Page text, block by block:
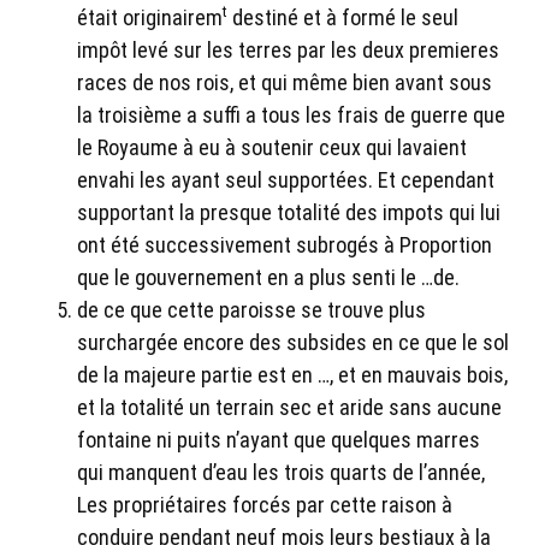
était originairemt destiné et à formé le seul
impôt levé sur les terres par les deux premieres
races de nos rois, et qui même bien avant sous
la troisième a suffi a tous les frais de guerre que
le Royaume à eu à soutenir ceux qui lavaient
envahi les ayant seul supportées. Et cependant
supportant la presque totalité des impots qui lui
ont été successivement subrogés à Proportion
que le gouvernement en a plus senti le …de.
de ce que cette paroisse se trouve plus
surchargée encore des subsides en ce que le sol
de la majeure partie est en …, et en mauvais bois,
et la totalité un terrain sec et aride sans aucune
fontaine ni puits n’ayant que quelques marres
qui manquent d’eau les trois quarts de l’année,
Les propriétaires forcés par cette raison à
conduire pendant neuf mois leurs bestiaux à la